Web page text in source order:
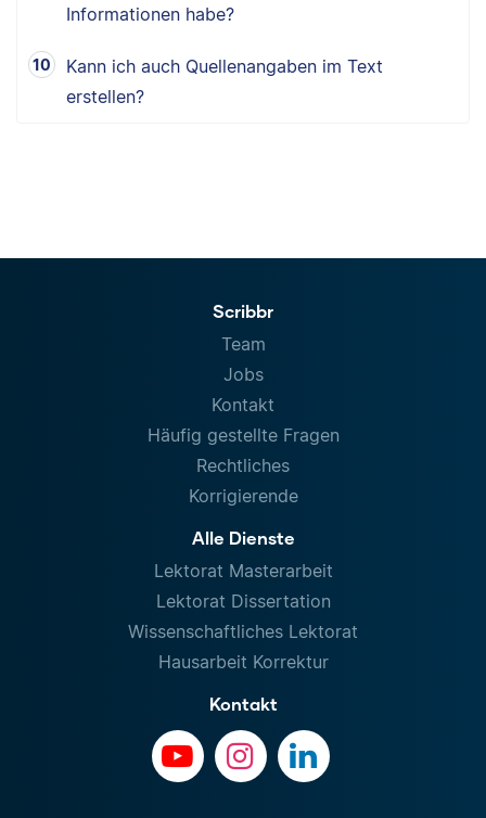
Informationen habe?
Kann ich auch Quellenangaben im Text
erstellen?
Scribbr
Team
Jobs
Kontakt
Häufig gestellte Fragen
Rechtliches
Korrigierende
Alle Dienste
Lektorat Masterarbeit
Lektorat Dissertation
Wissenschaftliches Lektorat
Hausarbeit Korrektur
Kontakt